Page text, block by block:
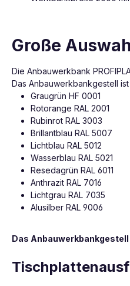
Große
Die Anbauwerkbank
Das Anbauwerkbankgestell
Graugrün HF 0001
Rotorange RAL 2001
Rubinrot RAL 3003
Brillantblau RAL 5007
Lichtblau RAL 5012
Wasserblau RAL 5021
Resedagrün RAL 6011
Anthrazit RAL 7016
Lichtgrau RAL 7035
Alusilber RAL 9006
Das